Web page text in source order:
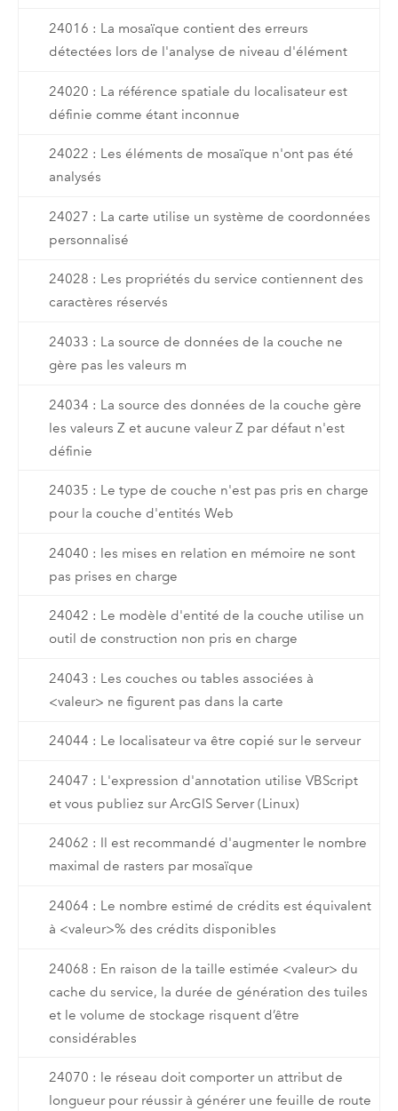
24016 : La mosaïque contient des erreurs
détectées lors de l'analyse de niveau d'élément
24020 : La référence spatiale du localisateur est
définie comme étant inconnue
24022 : Les éléments de mosaïque n'ont pas été
analysés
24027 : La carte utilise un système de coordonnées
personnalisé
24028 : Les propriétés du service contiennent des
caractères réservés
24033 : La source de données de la couche ne
gère pas les valeurs m
24034 : La source des données de la couche gère
les valeurs Z et aucune valeur Z par défaut n'est
définie
24035 : Le type de couche n'est pas pris en charge
pour la couche d'entités Web
24040 : les mises en relation en mémoire ne sont
pas prises en charge
24042 : Le modèle d'entité de la couche utilise un
outil de construction non pris en charge
24043 : Les couches ou tables associées à
<valeur> ne figurent pas dans la carte
24044 : Le localisateur va être copié sur le serveur
24047 : L'expression d'annotation utilise VBScript
et vous publiez sur ArcGIS Server (Linux)
24062 : Il est recommandé d'augmenter le nombre
maximal de rasters par mosaïque
24064 : Le nombre estimé de crédits est équivalent
à <valeur>% des crédits disponibles
24068 : En raison de la taille estimée <valeur> du
cache du service, la durée de génération des tuiles
et le volume de stockage risquent d’être
considérables
24070 : le réseau doit comporter un attribut de
longueur pour réussir à générer une feuille de route